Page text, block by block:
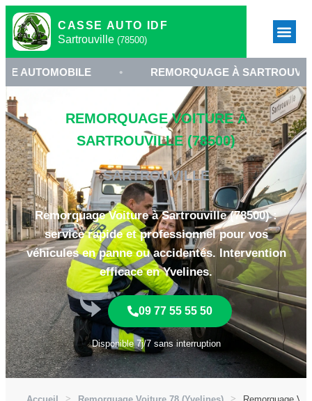
CASSE AUTO IDF
Sartrouville (78500)
• REMORQUAGE À SARTROUVILLE
REMORQUAGE VOITURE À
SARTROUVILLE (78500)
SARTROUVILLE
Remorquage Voiture à Sartrouville (78500) :
service rapide et professionnel pour vos
véhicules en panne ou accidentés. Intervention
efficace en Yvelines.
09 77 55 55 50
Disponible 7j/7 sans interruption
Accueil Remorquage Voiture 78 (Yvelines) Remorquage